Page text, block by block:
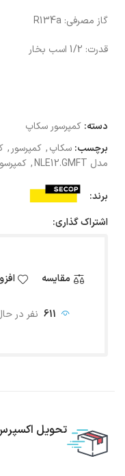
گاز مصرفی: R134a
قدرت: 1/2 اسب بخار
دسته: کمپرسور سکاپ
برچسب: سکاپ, کمپرسور ,
مدل NLE12.GMFT
,
برند:
اشتراک گذاری:
مقایسه
611 نفر در
تحویل